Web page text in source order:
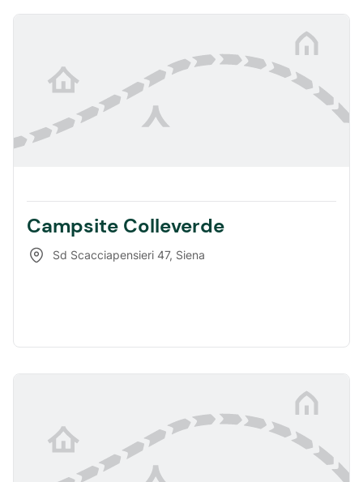
Campsite Colleverde
Sd Scacciapensieri 47, Siena